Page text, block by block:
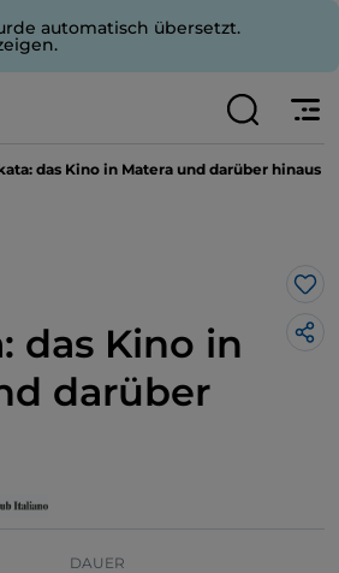
automatisch übersetzt.
das Kino in Matera und darüber hinaus
das Kino in
darüber
DAUER